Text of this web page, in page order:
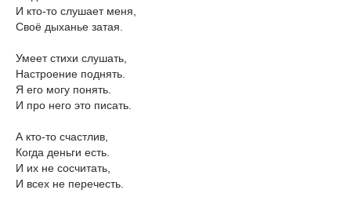
И кто-то слушает меня,
Своё дыханье затая.
Умеет стихи слушать,
Настроение поднять.
Я его могу понять.
И про него это писать.
А кто-то счастлив,
Когда деньги есть.
И их не сосчитать,
И всех не перечесть.